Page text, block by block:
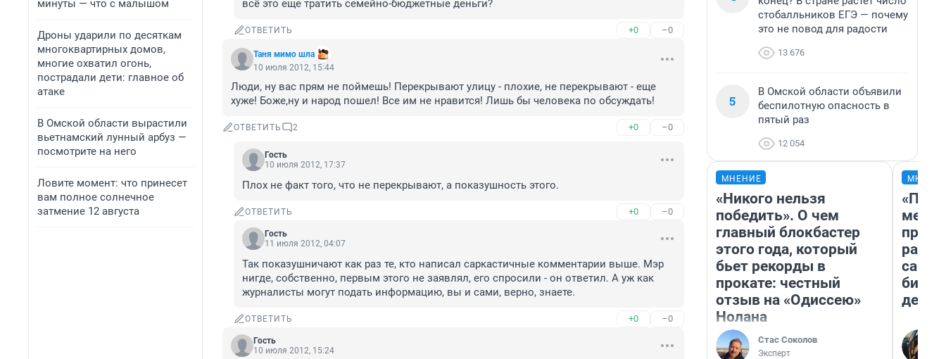
минуты — что с малышом
Дроны ударили по десяткам
многоквартирных домов,
многие охватил огонь,
пострадали дети: главное об
атаке
В Омской области вырастили
вьетнамский лунный арбуз —
посмотрите на него
Ловите момент: что принесет
вам полное солнечное
затмение 12 августа
всё это еще тратить семейно-бюджетные деньги?
ОТВЕТИТЬ +0 –0
Таня мимо шла
10 июля 2012, 15:44
Люди, ну вас прям не поймешь! Перекрывают улицу - плохие, не перекрывают - еще
хуже! Боже,ну и народ пошел! Все им не нравится! Лишь бы человека по обсуждать!
ОТВЕТИТЬ 2 +0 –0
Гость
10 июля 2012, 17:37
Плох не факт того, что не перекрывают, а показушность этого.
ОТВЕТИТЬ +0 –0
Гость
11 июля 2012, 04:07
Так показушничают как раз те, кто написал саркастичные комментарии выше. Мэр
нигде, собственно, первым этого не заявлял, его спросили - он ответил. А уж как
журналисты могут подать информацию, вы и сами, верно, знаете.
ОТВЕТИТЬ +0 –0
Гость
10 июля 2012, 15:24
стобалльников ЕГЭ — почему
это не повод для радости
13 676
5
В Омской области объявили
беспилотную опасность в
пятый раз
12 054
МНЕНИЕ
«Никого нельзя
победить». О чем
главный блокбастер
этого года, который
бьет рекорды в
прокате: честный
отзыв на «Одиссею»
Нолана
Стас Соколов
Эксперт